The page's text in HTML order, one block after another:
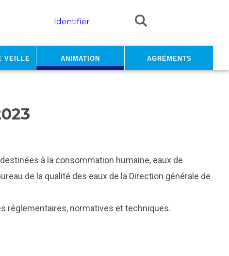
Identifier
veille Animation Agréments
à la consommation humaine, eaux de
de la qualité des eaux de la Direction générale de
réglementaires, normatives et techniques.